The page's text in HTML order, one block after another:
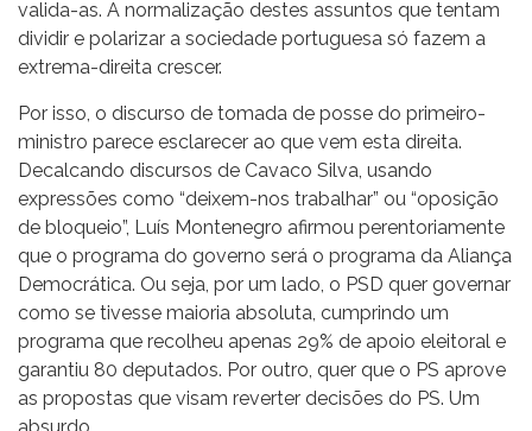
valida-as. A normalização destes assuntos que tentam
dividir e polarizar a sociedade portuguesa só fazem a
extrema-direita crescer.
Por isso, o discurso de tomada de posse do primeiro-
ministro parece esclarecer ao que vem esta direita.
Decalcando discursos de Cavaco Silva, usando
expressões como “deixem-nos trabalhar” ou “oposição
de bloqueio”, Luís Montenegro afirmou perentoriamente
que o programa do governo será o programa da Aliança
Democrática. Ou seja, por um lado, o PSD quer governar
como se tivesse maioria absoluta, cumprindo um
programa que recolheu apenas 29% de apoio eleitoral e
garantiu 80 deputados. Por outro, quer que o PS aprove
as propostas que visam reverter decisões do PS. Um